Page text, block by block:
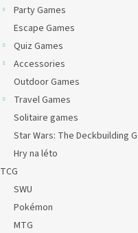
Party Games
Escape Games
Quiz Games
Accessories
Outdoor Games
Travel Games
Solitaire games
Star Wars: The Deckbuilding
Hry na léto
TCG
SWU
Pokémon
MTG